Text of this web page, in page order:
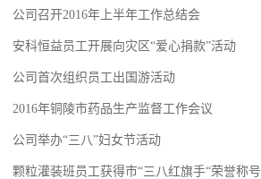
公司召开2016年上半年工作总结会
安科恒益员工开展向灾区“爱心捐款”活动
公司首次组织员工出国游活动
2016年铜陵市药品生产监督工作会议
公司举办“三八”妇女节活动
颗粒灌装班员工获得市“三八红旗手“荣誉称号